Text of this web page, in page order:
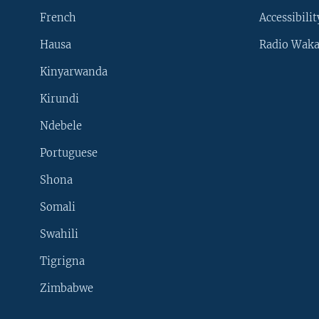
SUIVEZ-NOUS
Langues
French
Hausa
Kinyarwanda
Kirundi
Ndebele
Portuguese
Shona
Somali
Swahili
Tigrigna
Zimbabwe
Radio